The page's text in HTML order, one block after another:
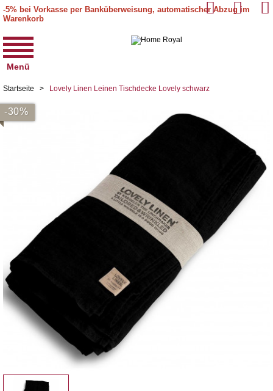
-5% bei Vorkasse per Banküberweisung, automatischer Abzug im
Warenkorb
Menü
Startseite > Lovely Linen Leinen Tischdecke Lovely schwarz
-30%